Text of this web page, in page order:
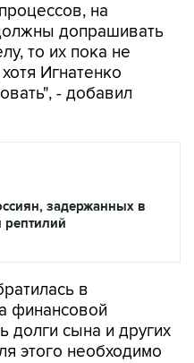
на
допрашивать
то их пока не
Игнатенко
- добавил
задержанных в
в
финансовой
сына и других
этого необходимо